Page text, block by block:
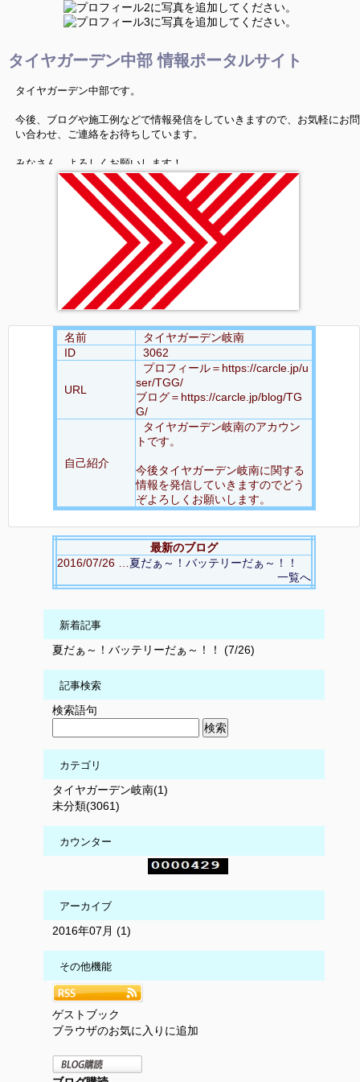
タイヤガーデン中部 情報ポータルサイト
タイヤガーデン中部です。
今後、ブログや施工例などで情報発信をしていきますので、お気軽にお問
い合わせ、ご連絡をお待ちしています。
みなさん、よろしくお願いします！
名前
タイヤガーデン岐南
ID
3062
URL
プロフィール＝https://carcle.jp/u
ser/TGG/
ブログ＝https://carcle.jp/blog/TG
G/
自己紹介
タイヤガーデン岐南のアカウン
トです。
今後タイヤガーデン岐南に関する
情報を発信していきますのでどう
ぞよろしくお願いします。
最新のブログ
2016/07/26 … 夏だぁ～！バッテリーだぁ～！！
一覧へ
新着記事
夏だぁ～！バッテリーだぁ～！！ (7/26)
記事検索
検索語句
カテゴリ
タイヤガーデン岐南(1)
未分類(3061)
カウンター
アーカイブ
2016年07月 (1)
その他機能
ゲストブック
ブラウザのお気に入りに追加